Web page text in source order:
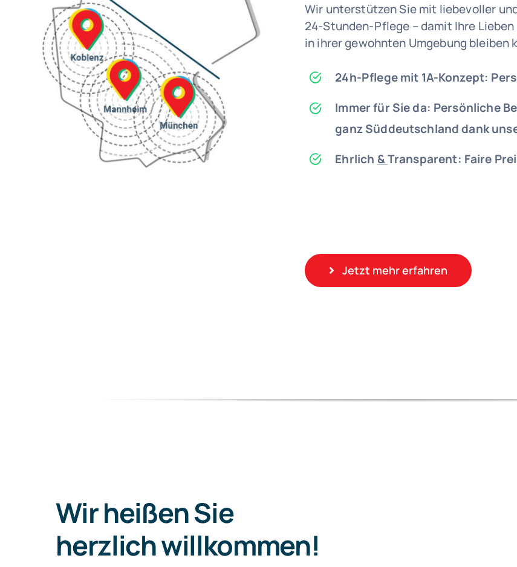
Wir unterstützen Sie mit liebevoller
24-Stunden-Pflege – damit Ihre
in ihrer gewohnten Umgebung bleiben
24h-Pflege mit 1A-Konzept:
Immer für Sie da: Persönliche
ganz Süddeutschland dank
Ehrlich &Transparent: Faire
Jetzt mehr erfahren
Wir heißen Sie
herzlich willkommen!